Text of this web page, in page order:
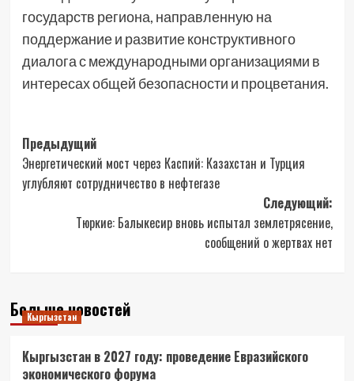
государств региона, направленную на
поддержание и развитие конструктивного
диалога с международными организациями в
интересах общей безопасности и процветания.
Навигация
записи
Предыдущий
Энергетический мост через Каспий: Казахстан и Турция
углубляют сотрудничество в нефтегазе
Следующий:
Тюркие: Балыкесир вновь испытал землетрясение,
сообщений о жертвах нет
Больше новостей
Кыргызстан
Кыргызстан в 2027 году: проведение Евразийского
экономического форума